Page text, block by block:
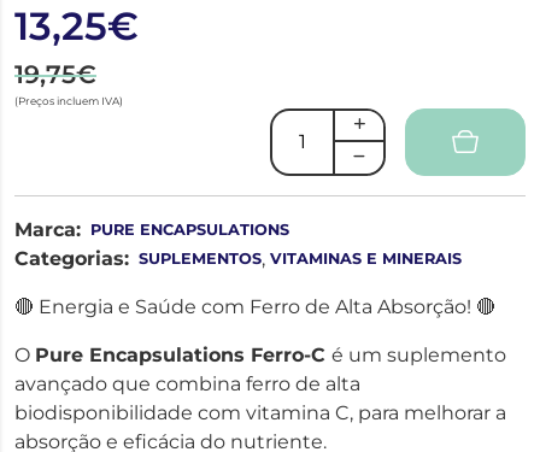
13,25€
19,75€
(Preços incluem IVA)
Marca: PURE ENCAPSULATIONS
Categorias: SUPLEMENTOS, VITAMINAS E MINERAIS
🔴 Energia e Saúde com Ferro de Alta Absorção! 🔴
O Pure Encapsulations Ferro-C é um suplemento
avançado que combina ferro de alta
biodisponibilidade com vitamina C, para melhorar a
absorção e eficácia do nutriente.